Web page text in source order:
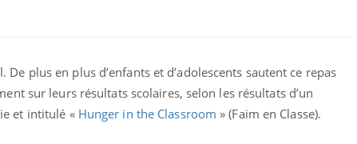
plus en plus d’enfants et d’adolescents sautent ce repas
sur leurs résultats scolaires, selon les résultats d’un
et intitulé « Hunger in the Classroom » (Faim en Classe).